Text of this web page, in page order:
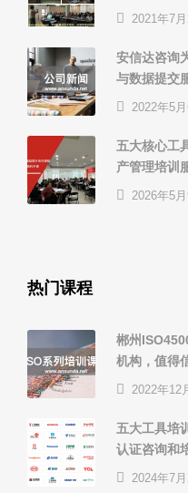
2021年7月
安信达咨询
与数据提交
2022年5月
五大核心工
产管理培训
2026年5月
热门课程
郴州
机构，值得
2022年12
五大工具培
认证咨询和
2024年7月